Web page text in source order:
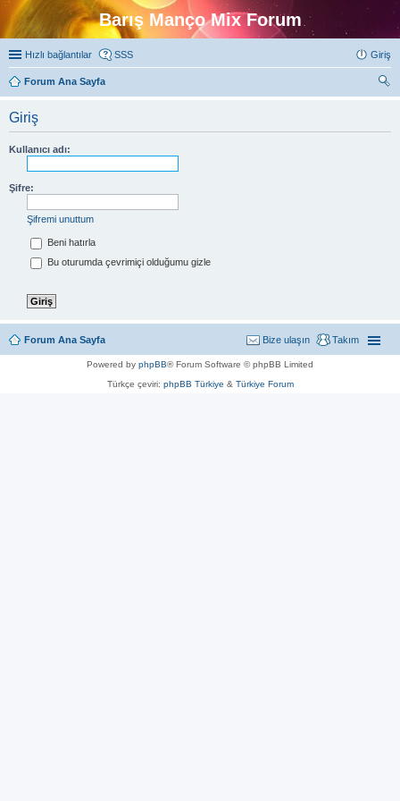
Barış Manço Mix Forum
Hızlı bağlantılar SSS Giriş
Forum Ana Sayfa
Giriş
Kullanıcı adı:
Şifre:
Şifremi unuttum
Beni hatırla
Bu oturumda çevrimiçi olduğumu gizle
Forum Ana Sayfa Takım
Bize ulaşın
Powered by phpBB® Forum Software © phpBB Limited
Türkçe çeviri: phpBB Türkiye & Türkiye Forum